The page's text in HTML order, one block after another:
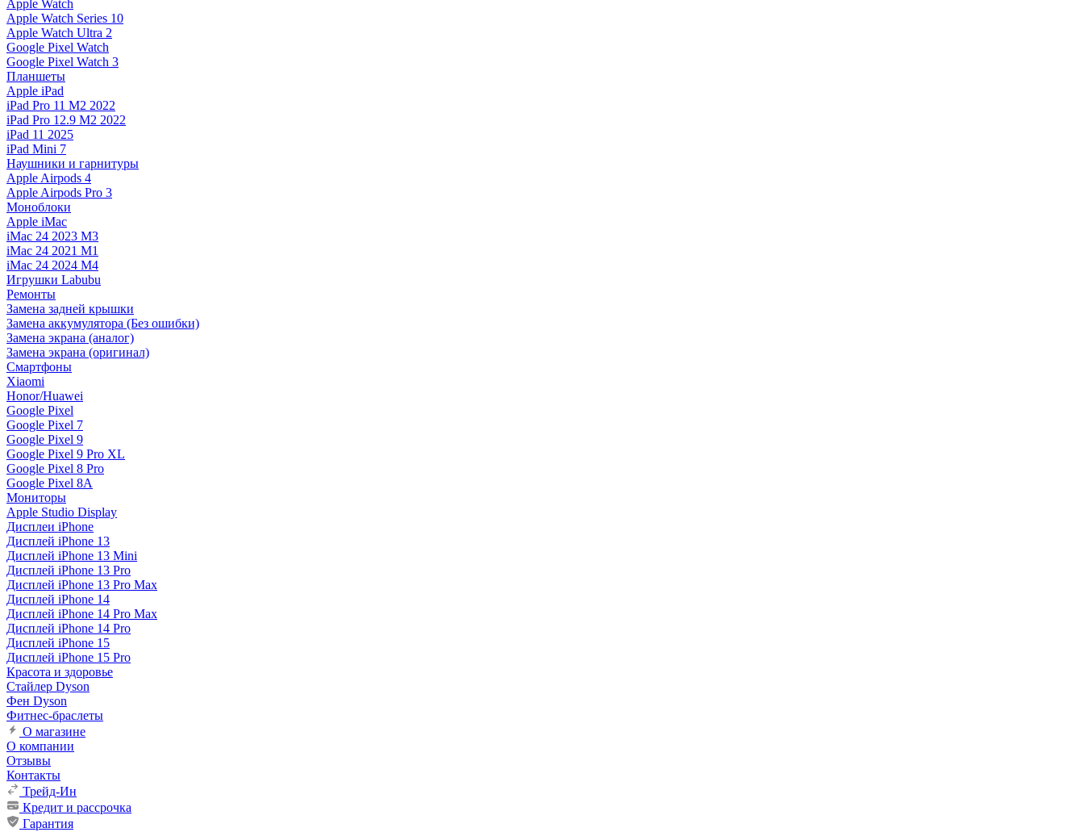
Apple Watch
Apple Watch Series 10
Apple Watch Ultra 2
Google Pixel Watch
Google Pixel Watch 3
Планшеты
Apple iPad
iPad Pro 11 M2 2022
iPad Pro 12.9 M2 2022
iPad 11 2025
iPad Mini 7
Наушники и гарнитуры
Apple Airpods 4
Apple Airpods Pro 3
Моноблоки
Apple iMac
iMac 24 2023 M3
iMac 24 2021 M1
iMac 24 2024 M4
Игрушки Labubu
Ремонты
Замена задней крышки
Замена аккумулятора (Без ошибки)
Замена экрана (аналог)
Замена экрана (оригинал)
Смартфоны
Xiaomi
Honor/Huawei
Google Pixel
Google Pixel 7
Google Pixel 9
Google Pixel 9 Pro XL
Google Pixel 8 Pro
Google Pixel 8A
Мониторы
Apple Studio Display
Дисплеи iPhone
Дисплей iPhone 13
Дисплей iPhone 13 Mini
Дисплей iPhone 13 Pro
Дисплей iPhone 13 Pro Max
Дисплей iPhone 14
Дисплей iPhone 14 Pro Max
Дисплей iPhone 14 Pro
Дисплей iPhone 15
Дисплей iPhone 15 Pro
Красота и здоровье
Стайлер Dyson
Фен Dyson
Фитнес-браслеты
О магазине
О компании
Отзывы
Контакты
Трейд-Ин
Кредит и рассрочка
Гарантия